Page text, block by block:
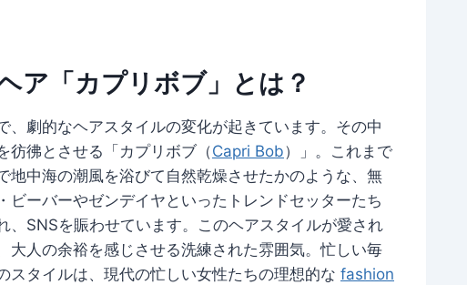
ア「カプリボブ」とは？
劇的なヘアスタイルの変化が起きています。その中
彷彿とさせる「カプリボブ（Capri Bob）」。これまで
地中海の潮風を浴びて自然乾燥させたかのような、無
ーバーやゼンデイヤといったトレンドセッターたち
、SNSを賑わせています。このヘアスタイルが愛され
大人の余裕を感じさせる洗練された雰囲気。忙しい毎
スタイルは、現代の忙しい女性たちの理想的な fashion